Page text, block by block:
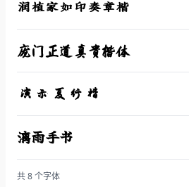
润植家如印奏章楷
庞门正道真贵楷体
演示夏行楷
漓雨手书
共 8 个字体